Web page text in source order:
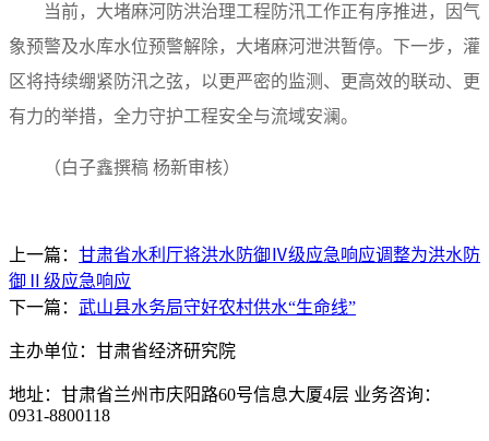
当前，大堵麻河防洪治理工程防汛工作正有序推进，因气
象预警及水库水位预警解除，大堵麻河泄洪暂停。下一步，灌
区将持续绷紧防汛之弦，以更严密的监测、更高效的联动、更
有力的举措，全力守护工程安全与流域安澜。
（白子鑫撰稿 杨新审核）
上一篇： 甘肃省水利厅将洪水防御Ⅳ级应急响应调整为洪水防
御Ⅱ级应急响应
下一篇： 武山县水务局守好农村供水“生命线”
主办单位：甘肃省经济研究院
地址：甘肃省兰州市庆阳路60号信息大厦4层 业务咨询：
0931-8800118